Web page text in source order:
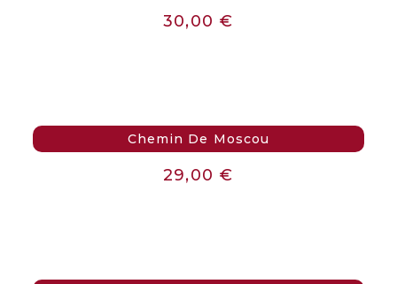
30,00 €
Chemin De Moscou
29,00 €